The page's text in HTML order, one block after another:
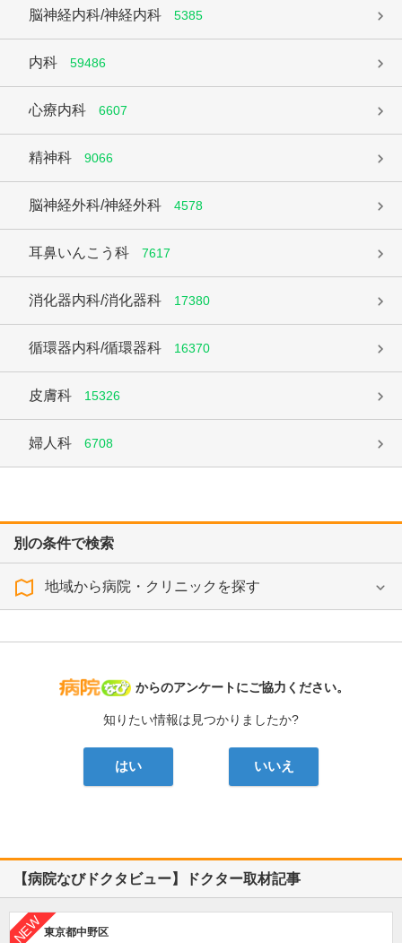
脳神経内科/神経内科 5385
内科 59486
心療内科 6607
精神科 9066
脳神経外科/神経外科 4578
耳鼻いんこう科 7617
消化器内科/消化器科 17380
循環器内科/循環器科 16370
皮膚科 15326
婦人科 6708
別の条件で検索
地域から病院・クリニックを探す
病院なび
からのアンケートにご協力ください。
知りたい情報は見つかりましたか?
はい いいえ
【病院なびドクタビュー】ドクター取材記事
東京都中野区